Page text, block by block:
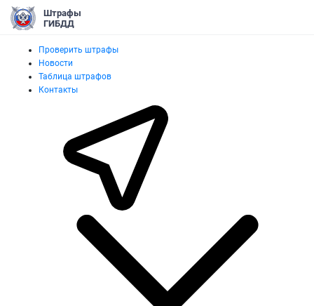
Штрафы
ГИБДД
Проверить штрафы
Новости
Таблица штрафов
Контакты